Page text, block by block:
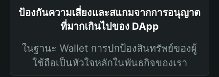
ป้องกันความเสี่ยงและสแกมจากการอนุญาต
ที่มากเกินไปของ DApp
ในฐานะ Wallet การปกป้องสินทรัพย์ของผู้
ใช้ถือเป็นหัวใจหลักในพันธกิจของเรา